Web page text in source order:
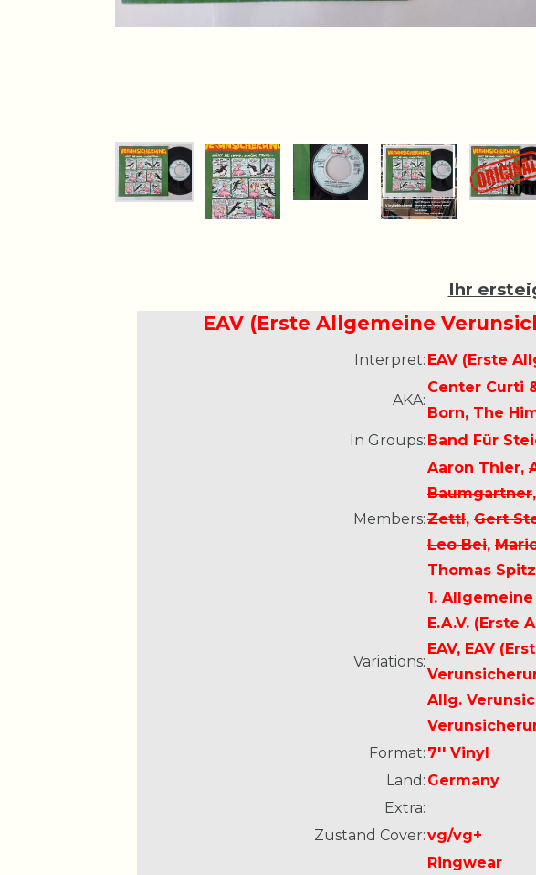
Ihr
EAV (Erste Allgemeine
Interpret: EAV (Erste
AKA:
Center Curti
Born, The
In Groups: Band Für
Members:
Aaron Thier,
Baumgartner
Zettl, Gert
Leo Bei,
Thomas
Variations:
1. Allgemeine
E.A.V. (Erste
EAV, EAV
Allg.
Format: 7'' Vinyl
Land: Germany
Extra:
Zustand Cover:vg/vg+
Ringwear